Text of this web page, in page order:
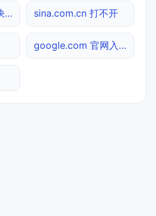
huawei.com 历史快照 sina.com.cn 打不开
google.com 官网入口